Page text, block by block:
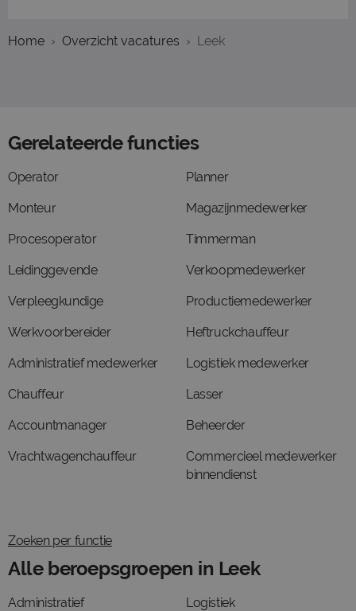
Home Overzicht vacatures Leek
Gerelateerde functies
Operator
Monteur
Procesoperator
Leidinggevende
Verpleegkundige
Werkvoorbereider
Administratief medewerker
Chauffeur
Accountmanager
Vrachtwagenchauffeur
Planner
Magazijnmedewerker
Timmerman
Verkoopmedewerker
Productiemedewerker
Heftruckchauffeur
Logistiek medewerker
Lasser
Beheerder
Commercieel medewerker
binnendienst
Zoeken per functie
Alle beroepsgroepen in Leek
Administratief Logistiek